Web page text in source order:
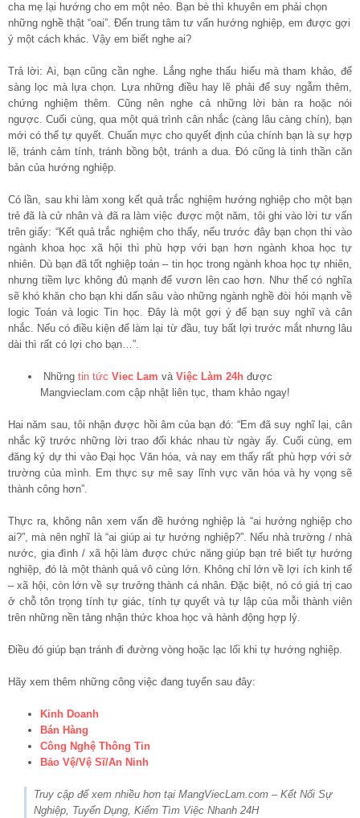
cha mẹ lại hướng cho em một nẻo. Bạn bè thì khuyên em phải chọn
những nghề thật “oai”. Đến trung tâm tư vấn hướng nghiệp, em được gợi
ý một cách khác. Vậy em biết nghe ai?
Trả lời: Ai, bạn cũng cần nghe. Lắng nghe thấu hiểu mà tham khảo, để
sàng lọc mà lựa chọn. Lựa những điều hay lẽ phải để suy ngẫm thêm,
chứng nghiệm thêm. Cũng nên nghe cả những lời bàn ra hoặc nói
ngược. Cuối cùng, qua một quá trình cân nhắc (càng lâu càng chín), bạn
mới có thể tự quyết. Chuẩn mực cho quyết định của chính bạn là sự hợp
lẽ, tránh cảm tính, tránh bồng bột, tránh a dua. Đó cũng là tinh thần căn
bản của hướng nghiệp.
Có lần, sau khi làm xong kết quả trắc nghiệm hướng nghiệp cho một bạn
trẻ đã là cử nhân và đã ra làm việc được một năm, tôi ghi vào lời tư vấn
trên giấy: “Kết quả trắc nghiệm cho thấy, nếu trước đây bạn chọn thi vào
ngành khoa học xã hội thì phù hợp với bạn hơn ngành khoa học tự
nhiên. Dù bạn đã tốt nghiệp toán – tin học trong ngành khoa học tự nhiên,
nhưng tiềm lực không đủ mạnh để vươn lên cao hơn. Như thế có nghĩa
sẽ khó khăn cho bạn khi dấn sâu vào những ngành nghề đòi hỏi mạnh về
logic Toán và logic Tin học. Đây là một gợi ý để bạn suy nghĩ và cân
nhắc. Nếu có điều kiện để làm lại từ đầu, tuy bất lợi trước mắt nhưng lâu
dài thì rất có lợi cho bạn…”.
Những tin tức Viec Lam và Việc Làm 24h được
Mangvieclam.com cập nhật liên tục, tham khảo ngay!
Hai năm sau, tôi nhận được hồi âm của bạn đó: “Em đã suy nghĩ lại, cân
nhắc kỹ trước những lời trao đổi khác nhau từ ngày ấy. Cuối cùng, em
đăng ký dự thi vào Đại học Văn hóa, và nay em thấy rất phù hợp với sở
trường của mình. Em thực sự mê say lĩnh vực văn hóa và hy vọng sẽ
thành công hơn”.
Thực ra, không nân xem vấn đề hướng nghiệp là “ai hướng nghiệp cho
ai?”, mà nên nghĩ là “ai giúp ai tự hướng nghiệp?”. Nếu nhà trường / nhà
nước, gia đình / xã hội làm được chức năng giúp bạn trẻ biết tự hướng
nghiệp, đó là một thành quả vô cùng lớn. Không chỉ lớn về lợi ích kinh tế
– xã hội, còn lớn về sự trưởng thành cá nhân. Đặc biệt, nó có giá trị cao
ở chỗ tôn trọng tính tự giác, tính tự quyết và tự lập của mỗi thành viên
trên những nền tảng nhận thức khoa học và hành động hợp lý.
Điều đó giúp bạn tránh đi đường vòng hoặc lạc lối khi tự hướng nghiệp.
Hãy xem thêm những công việc đang tuyển sau đây:
Kinh Doanh
Bán Hàng
Công Nghệ Thông Tin
Bảo Vệ/Vệ Sĩ/An Ninh
Truy cập để xem nhiều hơn tại MangViecLam.com – Kết Nối Sự
Nghiệp, Tuyển Dụng, Kiếm Tìm Việc Nhanh 24H